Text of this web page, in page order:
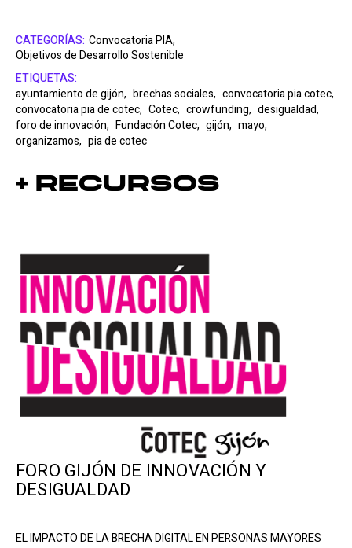
CATEGORÍAS: Convocatoria PIA,
Objetivos de Desarrollo Sostenible
ETIQUETAS:
ayuntamiento de gijón, brechas sociales, convocatoria pia cotec,
convocatoria pia de cotec, Cotec, crowfunding, desigualdad,
foro de innovación, Fundación Cotec, gijón, mayo,
organizamos, pia de cotec
+ Recursos
FORO GIJÓN DE INNOVACIÓN Y
DESIGUALDAD
EL IMPACTO DE LA BRECHA DIGITAL EN PERSONAS MAYORES